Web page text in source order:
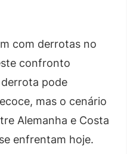
com derrotas no
confronto
pode
mas o cenário
Alemanha e Costa
enfrentam hoje.